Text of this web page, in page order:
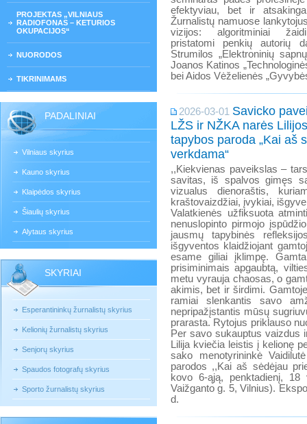
PROJEKTAS „VILNIAUS
RADIOFONAS – KETURIOS
OKUPACIJOS“
NUORODOS
TIKRINIMAMS
PADALINIAI
Vilniaus skyrius
Kauno skyrius
Klaipėdos skyrius
Šiaulių skyrius
Alytaus skyrius
SKYRIAI
Esperantininkų žurnalistų skyrius
Kelionių žurnalistų skyrius
Senjorų skyrius
Spaudos fotografų skyrius
Sporto žurnalistų skyrius
efektyviau, bet ir
Žurnalistų namuose
vizijos: algoritminiai
pristatomi penkių autorių
Strumilos „Elektroninių
Joanos Katinos
bei Aidos Vėželienės
2026-03-01 Savicko
LŽS ir NŽKA narės
tapybos paroda „Kai aš
verkdama“
,,Kiekvienas paveikslas –
savitas, iš spalvos gimęs
vizualus dienoraštis,
kraštovaizdžiai, įvykiai,
Valatkienės užfiksuota
nenuslopinto pirmojo
jausmų tapybinės
išgyventos klaidžiojant
esame giliai įklimpę.
prisiminimais apgaubtą,
metu vyrauja chaosas, o
akimis, bet ir širdimi.
ramiai slenkantis savo
nepripažįstantis mūsų
prarasta. Rytojus priklauso
Per savo sukauptus vaizdus
Lilija kviečia leistis į kelionę
sako menotyrininkė
parodos ,,Kai aš sėdėjau
kovo 6-ąją, penktadienį,
Vaižganto g. 5, Vilnius).
d.